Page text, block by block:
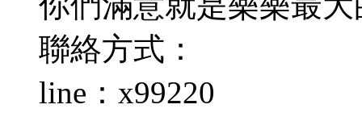
聯絡方式：
line：x99220